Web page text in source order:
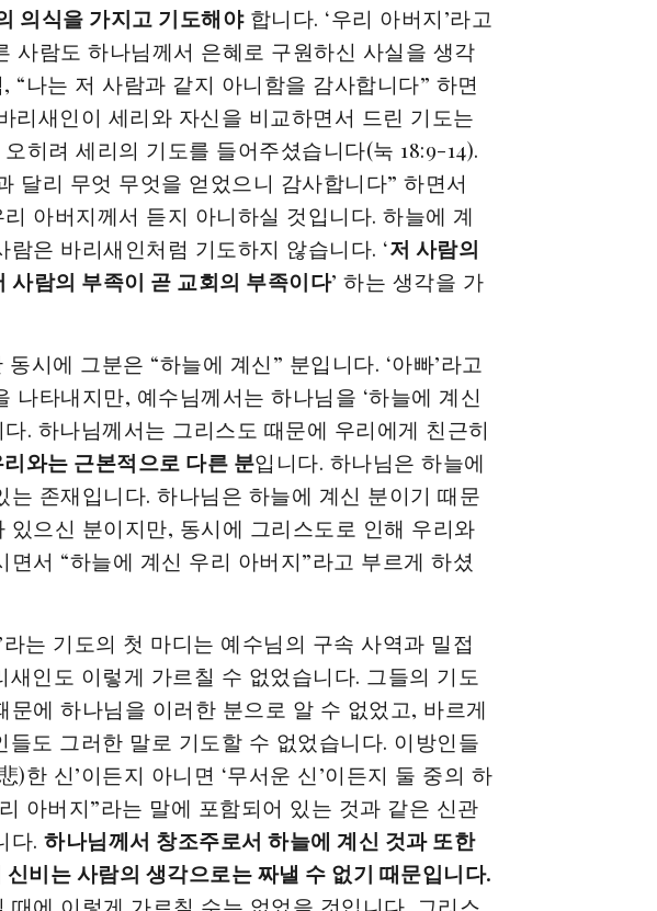
의식을 가지고 기도해야합니다. ‘우리 아버지’라고
사람도 하나님께서 은혜로 구원하신 사실을 생각
“나는 저 사람과 같지 아니함을 감사합니다” 하면
리새인이 세리와 자신을 비교하면서 드린 기도는
히려 세리의 기도를 들어주셨습니다(눅 18:9-14).
달리 무엇 무엇을 얻었으니 감사합니다” 하면서
아버지께서 듣지 아니하실 것입니다. 하늘에 계
은 바리새인처럼 기도하지 않습니다. ‘저 사람의
사람의 부족이 곧 교회의 부족이다’ 하는 생각을 가
시에 그분은 “하늘에 계신” 분입니다. ‘아빠’라고
나타내지만, 예수님께서는 하나님을 ‘하늘에 계신
. 하나님께서는 그리스도 때문에 우리에게 친근히
와는 근본적으로 다른 분입니다. 하나님은 하늘에
는 존재입니다. 하나님은 하늘에 계신 분이기 때문
있으신 분이지만, 동시에 그리스도로 인해 우리와
서 “하늘에 계신 우리 아버지”라고 부르게 하셨
는 기도의 첫 마디는 예수님의 구속 사역과 밀접
인도 이렇게 가르칠 수 없었습니다. 그들의 기도
문에 하나님을 이러한 분으로 알 수 없었고, 바르게
도 그러한 말로 기도할 수 없었습니다. 이방인들
)한 신’이든지 아니면 ‘무서운 신’이든지 둘 중의 하
아버지”라는 말에 포함되어 있는 것과 같은 신관
다. 하나님께서 창조주로서 하늘에 계신 것과 또한
비는 사람의 생각으로는 짜낼 수 없기 때문입니다.